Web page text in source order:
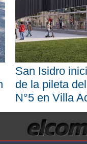
San Isidro
de la pileta
N°5 en Villa